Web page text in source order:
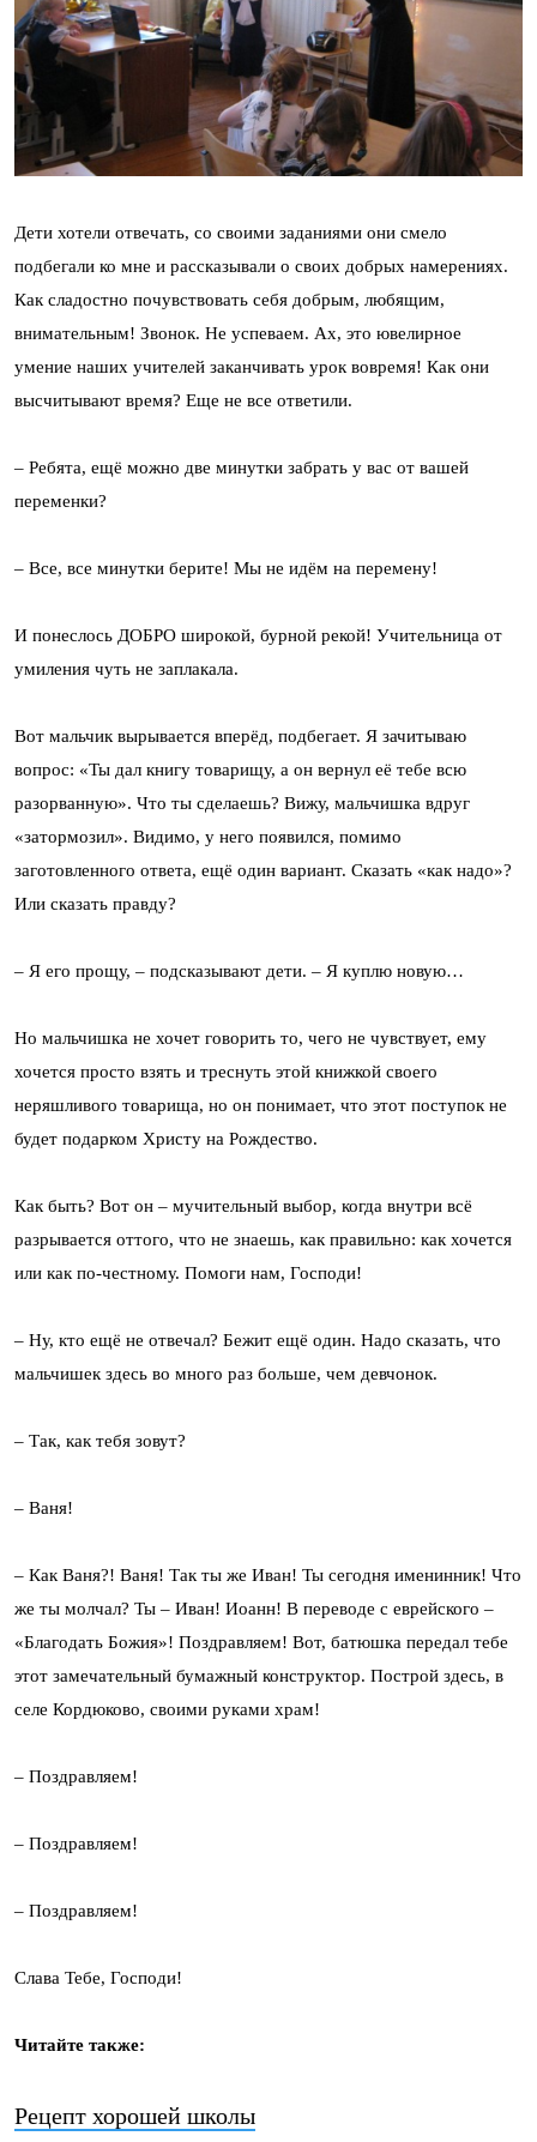
Дети хотели отвечать, со своими заданиями они смело
подбегали ко мне и рассказывали о своих добрых намерениях.
Как сладостно почувствовать себя добрым, любящим,
внимательным! Звонок. Не успеваем. Ах, это ювелирное
умение наших учителей заканчивать урок вовремя! Как они
высчитывают время? Еще не все ответили.
– Ребята, ещё можно две минутки забрать у вас от вашей
переменки?
– Все, все минутки берите! Мы не идём на перемену!
И понеслось ДОБРО широкой, бурной рекой! Учительница от
умиления чуть не заплакала.
Вот мальчик вырывается вперёд, подбегает. Я зачитываю
вопрос: «Ты дал книгу товарищу, а он вернул её тебе всю
разорванную». Что ты сделаешь? Вижу, мальчишка вдруг
«затормозил». Видимо, у него появился, помимо
заготовленного ответа, ещё один вариант. Сказать «как надо»?
Или сказать правду?
– Я его прощу, – подсказывают дети. – Я куплю новую…
Но мальчишка не хочет говорить то, чего не чувствует, ему
хочется просто взять и треснуть этой книжкой своего
неряшливого товарища, но он понимает, что этот поступок не
будет подарком Христу на Рождество.
Как быть? Вот он – мучительный выбор, когда внутри всё
разрывается оттого, что не знаешь, как правильно: как хочется
или как по-честному. Помоги нам, Господи!
– Ну, кто ещё не отвечал? Бежит ещё один. Надо сказать, что
мальчишек здесь во много раз больше, чем девчонок.
– Так, как тебя зовут?
– Ваня!
– Как Ваня?! Ваня! Так ты же Иван! Ты сегодня именинник! Что
же ты молчал? Ты – Иван! Иоанн! В переводе с еврейского –
«Благодать Божия»! Поздравляем! Вот, батюшка передал тебе
этот замечательный бумажный конструктор. Построй здесь, в
селе Кордюково, своими руками храм!
– Поздравляем!
– Поздравляем!
– Поздравляем!
Слава Тебе, Господи!
Читайте также:
Рецепт хорошей школы